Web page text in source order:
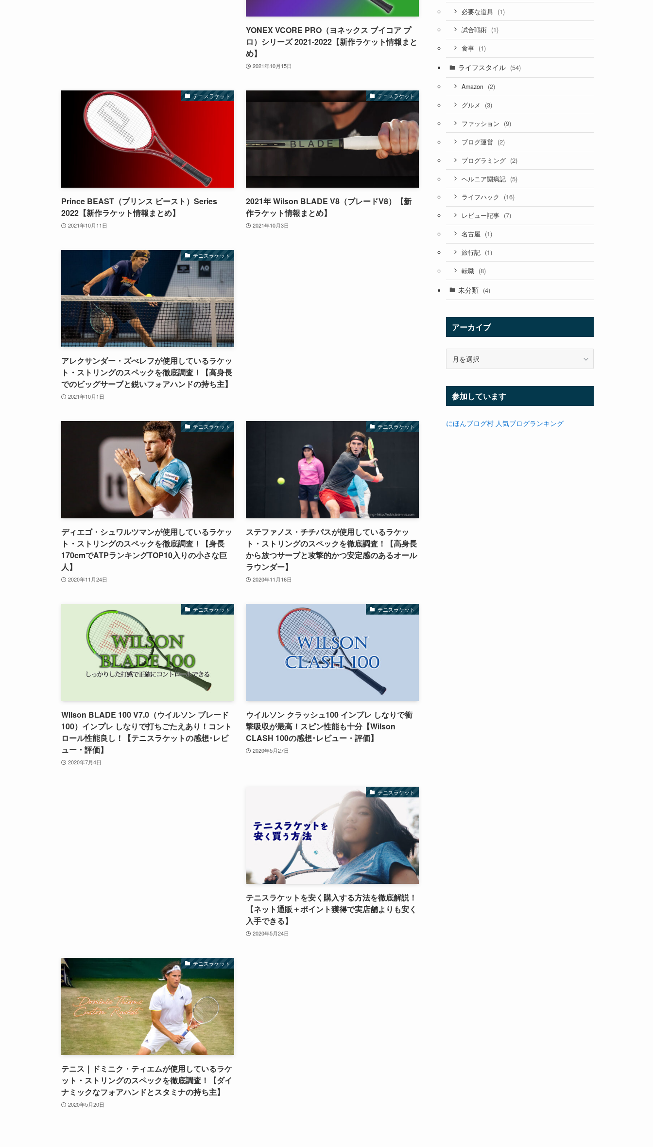
YONEX VCORE PRO（ヨネックス ブイコア プ
ロ）シリーズ 2021-2022【新作ラケット情報まと
め】
2021年10月15日
テニスラケット
Prince BEAST（プリンス ビースト）Series
2022【新作ラケット情報まとめ】
2021年10月11日
テニスラケット
2021年 Wilson BLADE V8（ブレードV8）【新
作ラケット情報まとめ】
2021年10月3日
テニスラケット
アレクサンダー・ズべレフが使用しているラケッ
ト・ストリングのスペックを徹底調査！【高身長
でのビッグサーブと鋭いフォアハンドの持ち主】
2021年10月1日
テニスラケット
ディエゴ・シュワルツマンが使用しているラケッ
ト・ストリングのスペックを徹底調査！【身長
170cmでATPランキングTOP10入りの小さな巨
人】
2020年11月24日
テニスラケット
ステファノス・チチパスが使用しているラケッ
ト・ストリングのスペックを徹底調査！【高身長
から放つサーブと攻撃的かつ安定感のあるオール
ラウンダー】
2020年11月16日
テニスラケット
Wilson BLADE 100 V7.0（ウイルソン ブレード
100）インプレ しなりで打ちごたえあり！コント
ロール性能良し！【テニスラケットの感想･レビ
ュー・評価】
2020年7月4日
テニスラケット
ウイルソン クラッシュ100 インプレ しなりで衝
撃吸収が最高！スピン性能も十分【Wilson
CLASH 100の感想･レビュー・評価】
2020年5月27日
テニスラケット
テニスラケットを安く購入する方法を徹底解説！
【ネット通販＋ポイント獲得で実店舗よりも安く
入手できる】
2020年5月24日
テニスラケット
テニス｜ドミニク・ティエムが使用しているラケ
ット・ストリングのスペックを徹底調査！【ダイ
ナミックなフォアハンドとスタミナの持ち主】
2020年5月20日
必要な道具 (1)
試合戦術 (1)
食事 (1)
ライフスタイル (54)
Amazon (2)
グルメ (3)
ファッション (9)
ブログ運営 (2)
プログラミング (2)
ヘルニア闘病記 (5)
ライフハック (16)
レビュー記事 (7)
名古屋 (1)
旅行記 (1)
転職 (8)
未分類 (4)
アーカイブ
イ
ブ参加しています
にほんブログ村 人気ブログランキング